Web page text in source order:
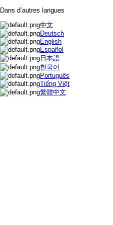
Dans d’autres langues
中文
Deutsch
English
Español
日本語
한국어
Português
Tiếng Việt
繁體中文